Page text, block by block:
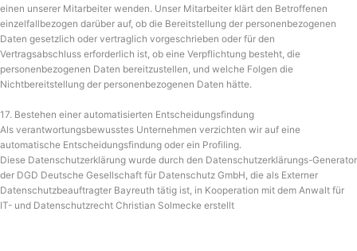
einen unserer Mitarbeiter wenden. Unser Mitarbeiter klärt den Betroffenen
einzelfallbezogen darüber auf, ob die Bereitstellung der personenbezogenen
Daten gesetzlich oder vertraglich vorgeschrieben oder für den
Vertragsabschluss erforderlich ist, ob eine Verpflichtung besteht, die
personenbezogenen Daten bereitzustellen, und welche Folgen die
Nichtbereitstellung der personenbezogenen Daten hätte.
17. Bestehen einer automatisierten Entscheidungsfindung
Als verantwortungsbewusstes Unternehmen verzichten wir auf eine
automatische Entscheidungsfindung oder ein Profiling.
Diese Datenschutzerklärung wurde durch den Datenschutzerklärungs-Generator
der DGD Deutsche Gesellschaft für Datenschutz GmbH, die als Externer
Datenschutzbeauftragter Bayreuth tätig ist, in Kooperation mit dem Anwalt für
IT- und Datenschutzrecht Christian Solmecke erstellt